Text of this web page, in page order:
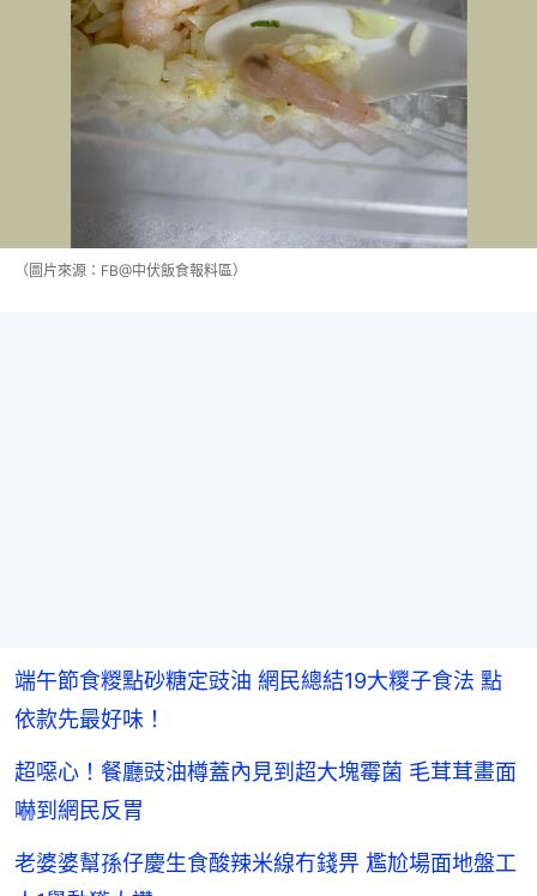
（圖片來源：FB@中伏飯食報料區）
端午節食糉點砂糖定豉油 網民總結19大糭子食法 點
依款先最好味！
超噁心！餐廳豉油樽蓋內見到超大塊霉菌 毛茸茸畫面
嚇到網民反胃
老婆婆幫孫仔慶生食酸辣米線冇錢畀 尷尬場面地盤工